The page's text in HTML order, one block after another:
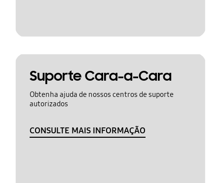
Suporte Cara-a-Cara
Obtenha ajuda de nossos centros de suporte
autorizados
CONSULTE MAIS INFORMAÇÃO